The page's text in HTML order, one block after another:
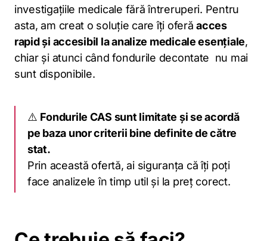
investigațiile medicale fără întreruperi. Pentru
asta, am creat o soluție care îți oferăacces
rapid și accesibil la analize medicale esențiale,
chiar și atunci când fondurile decontate nu mai
sunt disponibile.
⚠️ Fondurile CAS sunt limitate și se acordă
pe baza unor criterii bine definite de către
stat.
Prin această ofertă, ai siguranța că îți poți
face analizele în timp util și la preț corect.